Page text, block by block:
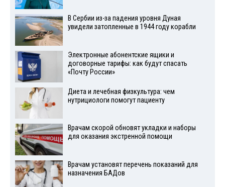
В Сербии из-за падения уровня Дуная
увидели затопленные в 1944 году корабли
Электронные абонентские ящики и
договорные тарифы: как будут спасать
«Почту России»
Диета и лечебная физкультура: чем
нутрициологи помогут пациенту
Врачам скорой обновят укладки и наборы
для оказания экстренной помощи
Врачам установят перечень показаний для
назначения БАДов